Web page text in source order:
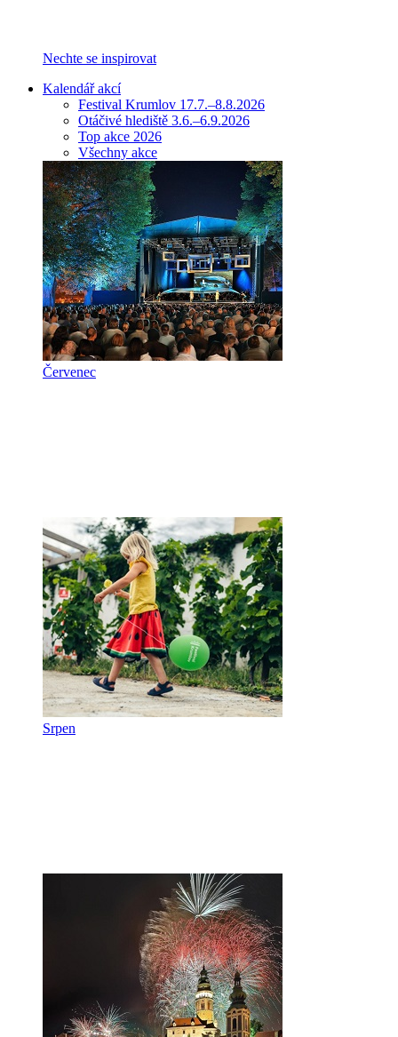
Nechte se inspirovat
Kalendář akcí
Festival Krumlov 17.7.–8.8.2026
Otáčivé hlediště 3.6.–6.9.2026
Top akce 2026
Všechny akce
Červenec
Srpen